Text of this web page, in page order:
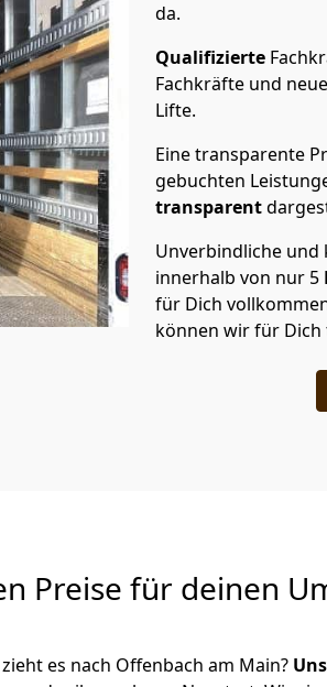
da.
Qualifizierte
Fachkräfte und
Lifte.
Eine transparente
gebuchten
transparent
Unverbindliche und
innerhalb von nur 5
für Dich
können wir für Dich
Preise für deinen
es nach Offenbach am Main?